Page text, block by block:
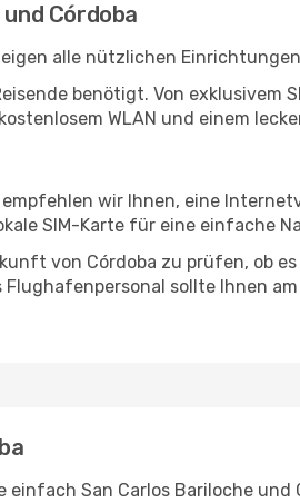
Córdoba
alle nützlichen
benötigt. Von exklusivem
WLAN und einem
wir Ihnen, eine
SIM-Karte für eine einfache
von Córdoba zu prüfen, ob
sollte Ihnen
San Carlos Bariloche